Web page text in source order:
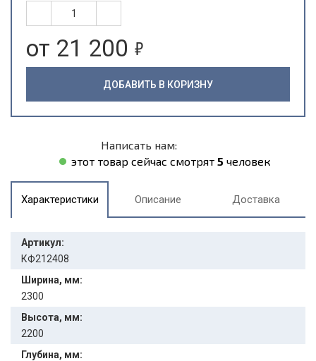
от 21 200 5
ДОБАВИТЬ В КОРИЗНУ
Написать нам:
этот товар сейчас смотрят 5 человек
Характеристики Описание Доставка
Артикул:
КФ212408
Ширина, мм:
2300
Высота, мм:
2200
Глубина, мм: